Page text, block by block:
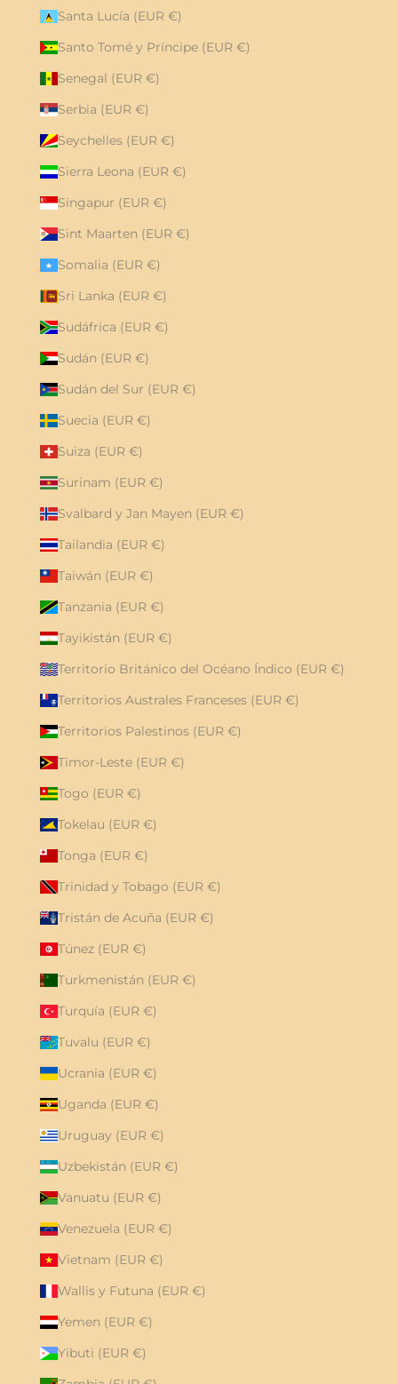
Santa Lucía (EUR €)
Santo Tomé y Príncipe (EUR €)
Senegal (EUR €)
Serbia (EUR €)
Seychelles (EUR €)
Sierra Leona (EUR €)
Singapur (EUR €)
Sint Maarten (EUR €)
Somalia (EUR €)
Sri Lanka (EUR €)
Sudáfrica (EUR €)
Sudán (EUR €)
Sudán del Sur (EUR €)
Suecia (EUR €)
Suiza (EUR €)
Surinam (EUR €)
Svalbard y Jan Mayen (EUR €)
Tailandia (EUR €)
Taiwán (EUR €)
Tanzania (EUR €)
Tayikistán (EUR €)
Territorio Británico del Océano Índico (EUR €)
Territorios Australes Franceses (EUR €)
Territorios Palestinos (EUR €)
Timor-Leste (EUR €)
Togo (EUR €)
Tokelau (EUR €)
Tonga (EUR €)
Trinidad y Tobago (EUR €)
Tristán de Acuña (EUR €)
Túnez (EUR €)
Turkmenistán (EUR €)
Turquía (EUR €)
Tuvalu (EUR €)
Ucrania (EUR €)
Uganda (EUR €)
Uruguay (EUR €)
Uzbekistán (EUR €)
Vanuatu (EUR €)
Venezuela (EUR €)
Vietnam (EUR €)
Wallis y Futuna (EUR €)
Yemen (EUR €)
Yibuti (EUR €)